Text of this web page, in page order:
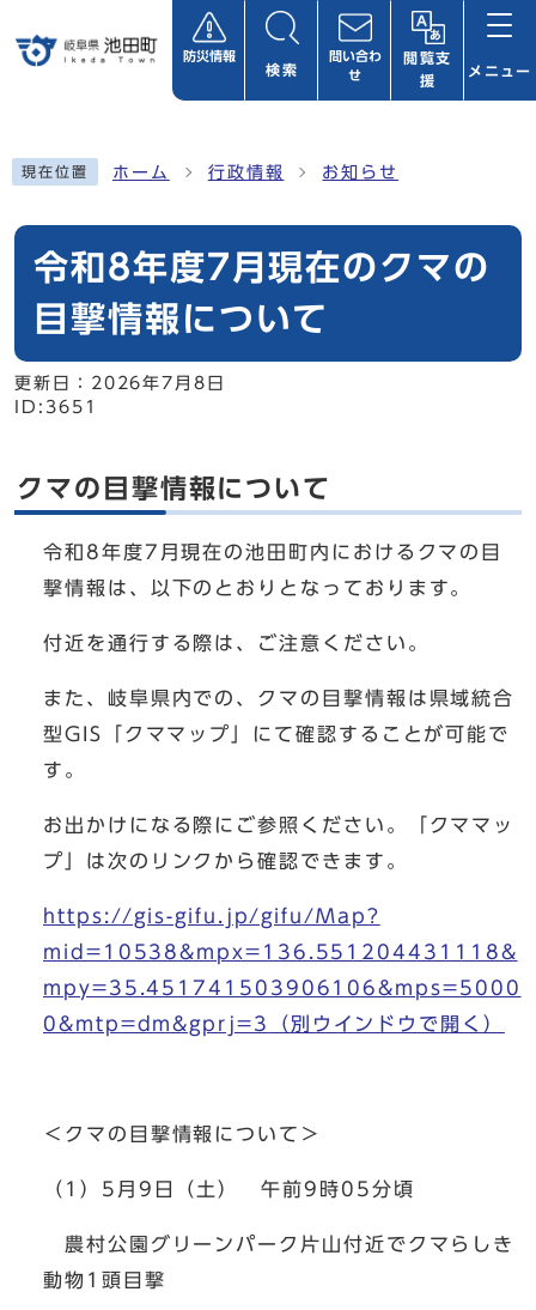
防災情報
検索
問い合わ
せ
閲覧支
援
メニュー
現在位置 ホーム 行政情報 お知らせ
令和8年度7月現在のクマの
目撃情報について
更新日： 2026年7月8日
ID:3651
クマの目撃情報について
令和8年度7月現在の池田町内におけるクマの目
撃情報は、以下のとおりとなっております。
付近を通行する際は、ご注意ください。
また、岐阜県内での、クマの目撃情報は県域統合
型GIS「クママップ」にて確認することが可能で
す。
お出かけになる際にご参照ください。「クママッ
プ」は次のリンクから確認できます。
https://gis-gifu.jp/gifu/Map?
mid=10538&mpx=136.551204431118&
mpy=35.451741503906106&mps=5000
0&mtp=dm&gprj=3
（別ウインドウで開く）
＜クマの目撃情報について＞
（1）5月9日（土） 午前9時05分頃
農村公園グリーンパーク片山付近でクマらしき
動物1頭目撃